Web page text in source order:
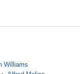
Williams